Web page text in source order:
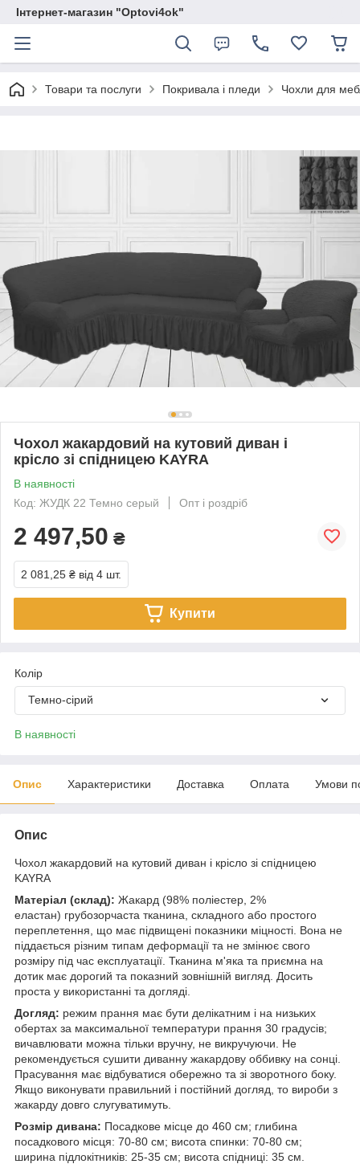
Інтернет-магазин "Optovi4ok"
Товари та послуги Покривала і пледи Чохли для
Чохол жакардовий на кутовий диван і
крісло зі спідницею KAYRA
В наявності
Код: ЖУДК 22 Темно серый
Опт і роздріб
2 497,50 ₴
2 081,25 ₴ від 4 шт.
Купити
Колір
Темно-сірий
В наявності
Опис Характеристики Доставка Оплата Умови
Опис
Чохол жакардовий на кутовий диван і крісло зі спідницею
KAYRA
Матеріал (склад): Жакард (98% поліестер, 2%
еластан) грубозорчаста тканина, складного або простого
переплетення, що має підвищені показники міцності. Вона не
піддається різним типам деформації та не змінює свого
розміру під час експлуатації. Тканина м'яка та приємна на
дотик має дорогий та показний зовнішній вигляд. Досить
проста у використанні та догляді.
Догляд: режим прання має бути делікатним і на низьких
обертах за максимальної температури прання 30 градусів;
вичавлювати можна тільки вручну, не викручуючи. Не
рекомендується сушити диванну жакардову оббивку на сонці.
Прасування має відбуватися обережно та зі зворотного боку.
Якщо виконувати правильний і постійний догляд, то вироби з
жакарду довго слугуватимуть.
Розмір дивана: Посадкове місце до 460 см; глибина
посадкового місця: 70-80 см; висота спинки: 70-80 см;
ширина підлокітників: 25-35 см; висота спідниці: 35 см.